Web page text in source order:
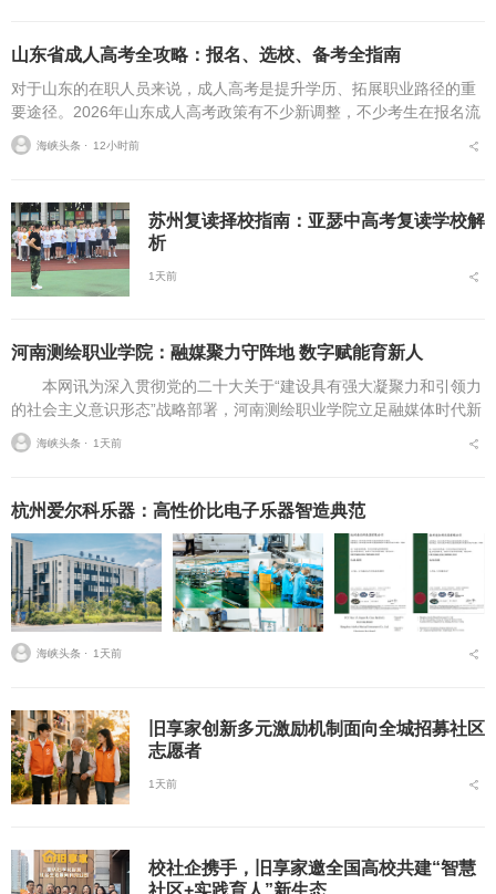
山东省成人高考全攻略：报名、选校、备考全指南
对于山东的在职人员来说，成人高考是提升学历、拓展职业路径的重
要途径。2026年山东成人高考政策有不少新调整，不少考生在报名流
程、条件筛选、院校选择等方面存在诸多疑问，本文将从报名全流
程、报考条件、院校...
海峡头条 ⋅ 12小时前
苏州复读择校指南：亚瑟中高考复读学校解
析
1天前
河南测绘职业学院：融媒聚力守阵地 数字赋能育新人
本网讯为深入贯彻党的二十大关于“建设具有强大凝聚力和引领力
的社会主义意识形态”战略部署，河南测绘职业学院立足融媒体时代新
挑战，扎实推进在风险研判、机制创新、技术赋能、实践育人等方面
的路径分析与研...
海峡头条 ⋅ 1天前
杭州爱尔科乐器：高性价比电子乐器智造典范
海峡头条 ⋅ 1天前
旧享家创新多元激励机制面向全城招募社区
志愿者
1天前
校社企携手，旧享家邀全国高校共建“智慧